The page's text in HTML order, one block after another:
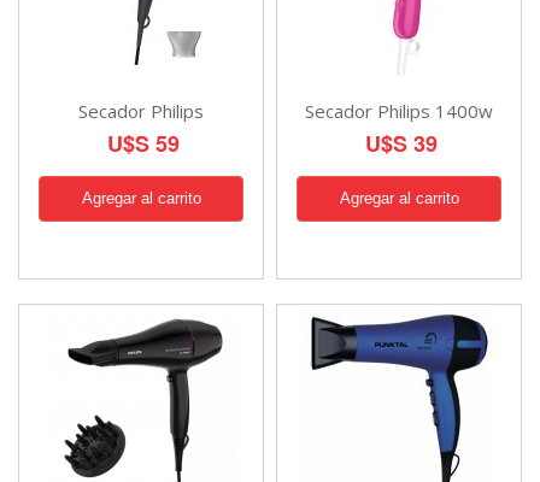
Secador Philips
U$S 59
Secador Philips 1400w
U$S 39